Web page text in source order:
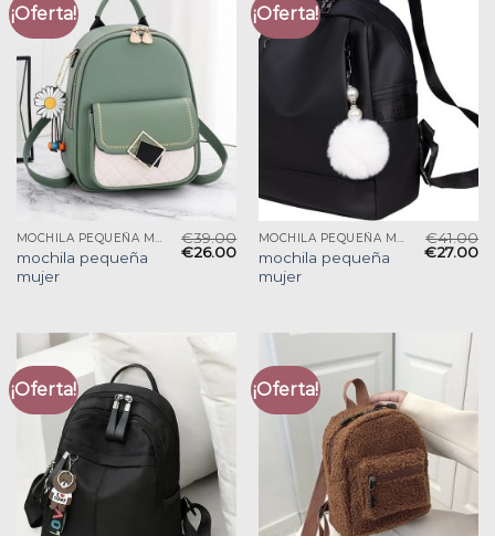
¡Oferta!
MOCHILA PEQUEÑA MUJER
mochila pequeña
mujer
€39.00
€26.00
¡Oferta!
MOCHILA PEQUEÑA MUJER
mochila pequeña
mujer
€41.00
€27.00
¡Oferta! ¡Oferta!